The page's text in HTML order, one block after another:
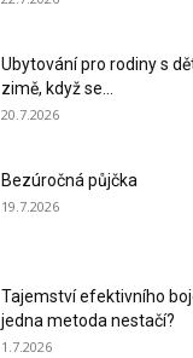
Ubytování pro rodiny s
zimě, když se...
20.7.2026
Bezúročná půjčka
19.7.2026
Tajemství efektivního
jedna metoda nestačí?
1.7.2026